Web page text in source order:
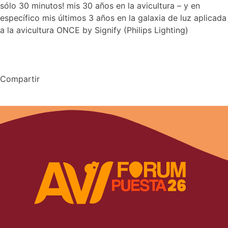
sólo 30 minutos! mis 30 años en la avicultura – y en
específico mis últimos 3 años en la galaxia de luz aplicada
a la avicultura ONCE by Signify (Philips Lighting) ​
Compartir